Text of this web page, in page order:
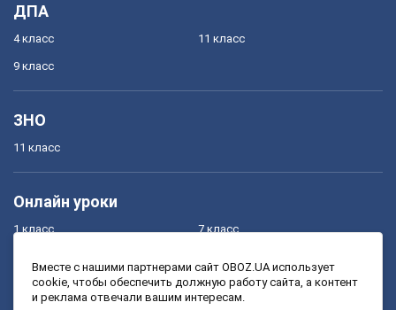
ДПА
4 класс
9 класс
11 класс
ЗНО
11 класс
Онлайн уроки
1 класс
3 класс
7 класс
9 класс
Вместе с нашими партнерами сайт OBOZ.UA использует
cookie, чтобы обеспечить должную работу сайта, а контент
и реклама отвечали вашим интересам.